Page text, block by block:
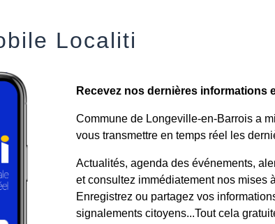
Localiti
Recevez nos dernières informations
Commune de Longeville-en-Barrois a
vous transmettre en temps réel les
Actualités, agenda des événements,
et consultez immédiatement nos mises
Enregistrez ou partagez vos
signalements citoyens...Tout cela